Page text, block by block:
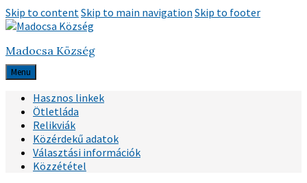
Skip to contentSkip to main navigation Skip to footer
Madocsa Község
Menu
Hasznos linkek
Ötletláda
Relikviák
Közérdekű adatok
Választási információk
Közzététel